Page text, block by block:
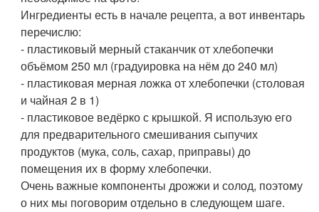
Ингредиенты есть в начале рецепта, а вот инвентарь
перечислю:
- пластиковый мерный стаканчик от хлебопечки
объёмом 250 мл (градуировка на нём до 240 мл)
- пластиковая мерная ложка от хлебопечки (столовая
и чайная 2 в 1)
- пластиковое ведёрко с крышкой. Я использую его
для предварительного смешивания сыпучих
продуктов (мука, соль, сахар, приправы) до
помещения их в форму хлебопечки.
Очень важные компоненты дрожжи и солод, поэтому
о них мы поговорим отдельно в следующем шаге.